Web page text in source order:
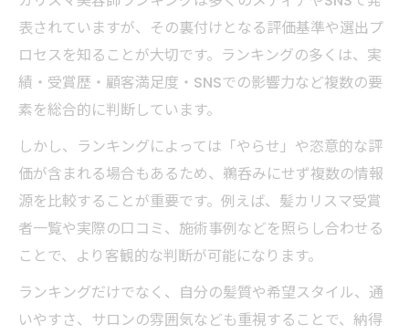
表されていますが、その裏付けとなる評価基準や選出プ
ロセスを知ることが大切です。ランキングの多くは、実
績・受賞歴・顧客満足度・SNSでの影響力など複数の要
素を総合的に判断しています。
しかし、ランキングによっては「やらせ」や恣意的な評
価が含まれる場合もあるため、鵜呑みにせず複数の情報
源を比較することが重要です。例えば、髪カリスマ受賞
者一覧や実際の口コミ、施術事例などを照らし合わせる
ことで、より客観的な判断が可能になります。
ランキングだけでなく、自分の髪質や希望スタイル、通
いやすさ、サロンの雰囲気なども重視することで、納得